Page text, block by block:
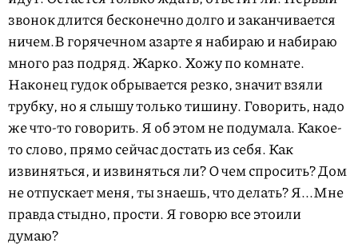
звонок длится бесконечно долго и заканчивается
ничем.В горячечном азарте я набираю и набираю
много раз подряд. Жарко. Хожу по комнате.
Наконец гудок обрывается резко, значит взяли
трубку, но я слышу только тишину. Говорить, надо
же что-то говорить. Я об этом не подумала. Какое-
то слово, прямо сейчас достать из себя. Как
извиняться, и извиняться ли? О чем спросить? Дом
не отпускает меня, ты знаешь, что делать? Я...Мне
правда стыдно, прости. Я говорю все этоили
думаю?